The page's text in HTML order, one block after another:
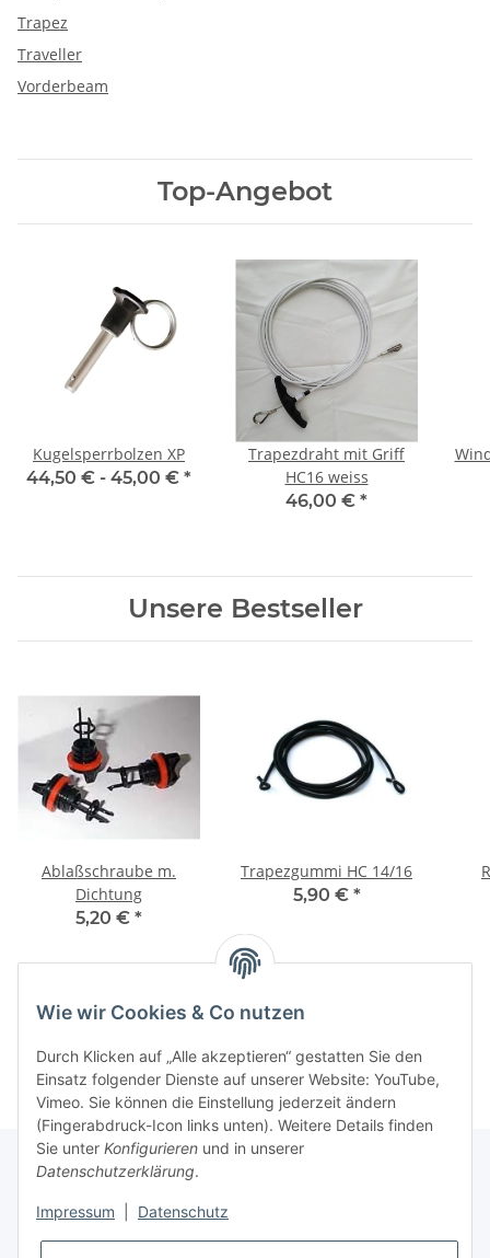
Trapez
Traveller
Vorderbeam
Top-Angebot
Kugelsperrbolzen XP
44,50 € - 45,00 € *
Trapezdraht mit Griff
HC16 weiss
46,00 € *
Unsere Bestseller
Ablaßschraube m.
Dichtung
5,20 € *
Trapezgummi HC 14/16
5,90 € *
Informationen
Wie wir Cookies & Co nutzen
Durch Klicken auf „Alle akzeptieren“ gestatten Sie den
Einsatz folgender Dienste auf unserer Website: YouTube,
Vimeo. Sie können die Einstellung jederzeit ändern
(Fingerabdruck-Icon links unten). Weitere Details finden
Sie unter Konfigurieren und in unserer
Datenschutzerklärung.
Impressum Datenschutz